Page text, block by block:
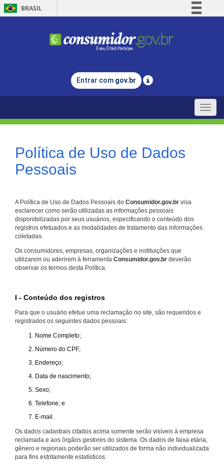
BRASIL
Comunica BR
Legislação
Entrar com gov.br
Toggle
Política de Uso de Dados
Pessoais
A Política de Uso de Dados Pessoais do Consumidor.gov.br visa
esclarecer como serão utilizadas as informações pessoais
disponibilizadas por seus usuários, especificando o conteúdo dos
registros efetuados e as modalidades de tratamento das informações
coletadas.
Os consumidores, empresas, organizações e instituições que
utilizarem ou aderirem à ferramenta Consumidor.gov.br deverão
observar os termos desta Política.
I - Conteúdo dos registros
Para que o usuário efetue uma reclamação no site, são requeridos e
registrados os seguintes dados pessoais:
Nome Completo;
Número do CPF;
Endereço;
Data de nascimento;
Sexo;
Telefone; e
E-mail.
Os dados cadastrais citados acima somente serão visíveis à empresa
reclamada e aos órgãos gestores do sistema. Os dados de faixa etária,
gênero e regionais poderão ser utilizados de forma não individualizada
para fins estritamente estatísticos.